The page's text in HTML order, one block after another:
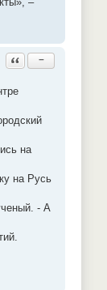
Ответить с цитатой
−
на
на Русь
- А